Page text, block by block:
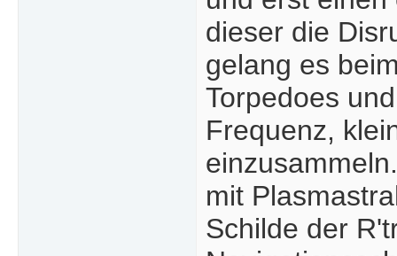
dieser die
gelang es
Torpedoes
Frequenz,
mit
Schilde der